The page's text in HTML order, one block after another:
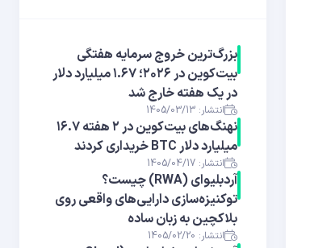
بزرگ‌ترین خروج سرمایه هفتگی
بیت‌کوین در ۲۰۲۶؛ ۱.۶۷ میلیارد دلار
در یک هفته خارج شد
انتشار: 1405/03/13
نهنگ‌های بیت‌کوین در ۲ هفته ۱۶.۷
میلیارد دلار BTC خریداری کردند
انتشار: 1405/04/17
آر‌دبلیوای (RWA) چیست؟
توکنیزه‌سازی دارایی‌های واقعی روی
بلاکچین به زبان ساده
انتشار: 1405/02/20